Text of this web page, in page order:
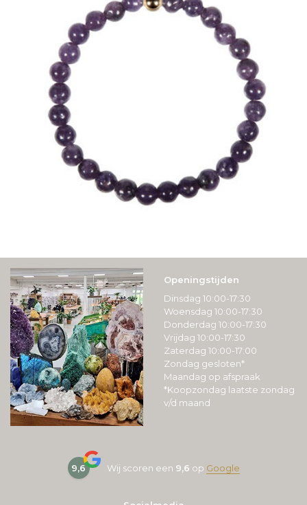
Openingstijden
Dinsdag 10:00-17:30
Woensdag 10:00-17:30
Donderdag 10:00-17:30
Vrijdag 10:00-17:30
Zaterdag 10:00-17:00
Zondag gesloten*
Maandag op afspraak
*Koopzondag laatste zondag
v/d maand
9,6 Wij scoren een 9,6 op Google